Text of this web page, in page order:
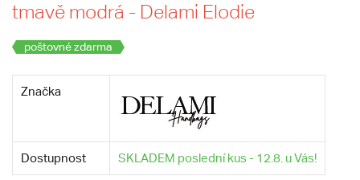
tmavě modrá - Delami Elodie
poštovné zdarma
Značka
Dostupnost SKLADEM poslední kus - 12.8. u Vás!